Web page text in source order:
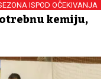
ISPOD OČEKIVANJA
kemiju,